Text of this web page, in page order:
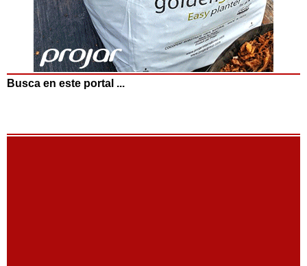
Busca en este portal ...